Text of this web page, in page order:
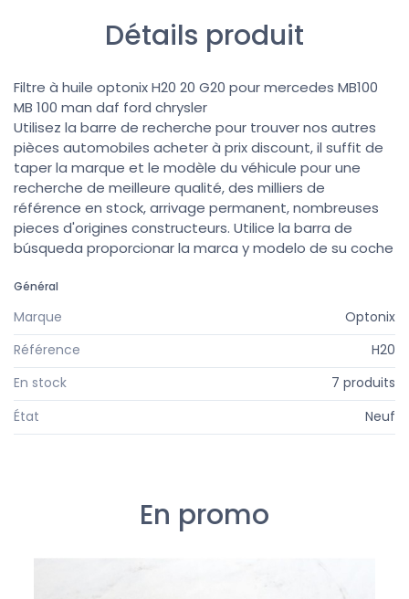
Détails produit
Filtre à huile optonix H20 20 G20 pour mercedes MB100
MB 100 man daf ford chrysler
Utilisez la barre de recherche pour trouver nos autres
pièces automobiles acheter à prix discount, il suffit de
taper la marque et le modèle du véhicule pour une
recherche de meilleure qualité, des milliers de
référence en stock, arrivage permanent, nombreuses
pieces d'origines constructeurs. Utilice la barra de
búsqueda proporcionar la marca y modelo de su coche
Général
Marque
Optonix
Référence
H20
En stock
7 produits
État
Neuf
En promo